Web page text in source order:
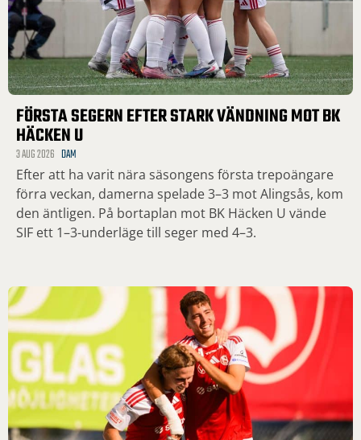
FÖRSTA SEGERN EFTER STARK VÄNDNING MOT BK
HÄCKEN U
3 AUG 2026 DAM
Efter att ha varit nära säsongens första trepoängare
förra veckan, damerna spelade 3–3 mot Alingsås, kom
den äntligen. På bortaplan mot BK Häcken U vände
SIF ett 1–3-underläge till seger med 4–3.